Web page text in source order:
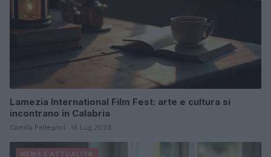
Lamezia International Film Fest: arte e cultura si
incontrano in Calabria
Camilla Pellegrini · 16 Lug 2026
NEWS E ATTUALITÀ